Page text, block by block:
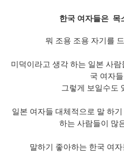
한국 여자들은 목
뭐 조용 조용 자기를
미덕이라고 생각 하는 일본 사
국 여자들
그렇게 보일수도
일본 여자들 대체적으로 말 하
하는 사람들이 많
말하기 좋아하는 한국 여